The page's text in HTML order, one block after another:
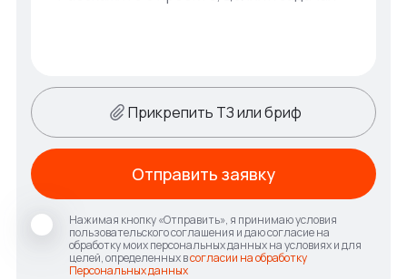
Прикрепить ТЗ или бриф
Нажимая кнопку «Отправить», я принимаю условия
пользовательского соглашения и даю согласие на
обработку моих персональных данных на условиях и для
целей, определенных всогласии на обработку
Персональных данных
Отправить заявку